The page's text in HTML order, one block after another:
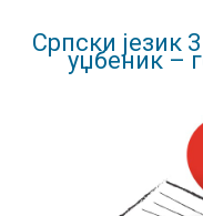
Српски језик
уџбеник –